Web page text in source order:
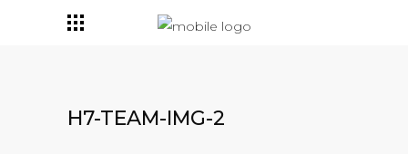
H7-TEAM-IMG-2